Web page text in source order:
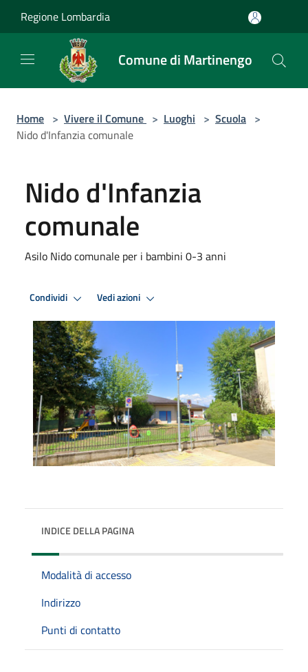
Regione Lombardia
Comune di Martinengo
Home > Vivere il Comune > Luoghi > Scuola >
Nido d'Infanzia comunale
Nido d'Infanzia
comunale
Asilo Nido comunale per i bambini 0-3 anni
Condividi Vedi azioni
INDICE DELLA PAGINA
Modalità di accesso
Indirizzo
Punti di contatto